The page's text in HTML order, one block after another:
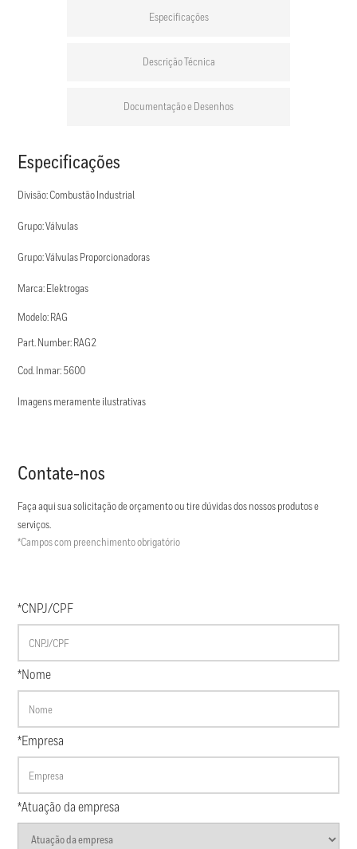
Especificações
Descrição Técnica
Documentação e Desenhos
Especificações
Divisão: Combustão Industrial
Grupo: Válvulas
Grupo: Válvulas Proporcionadoras
Marca: Elektrogas
Modelo: RAG
Part. Number: RAG2
Cod. Inmar: 5600
Imagens meramente ilustrativas
Contate-nos
Faça aqui sua solicitação de orçamento ou tire dúvidas dos nossos produtos e
serviços.
*Campos com preenchimento obrigatório
*CNPJ/CPF
*Nome
*Empresa
*Atuação da empresa